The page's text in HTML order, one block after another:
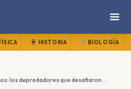
HISTORIA BIOLOGÍA
Abelisáuridos: los depredadores que desafiaron a los tiranosaurios